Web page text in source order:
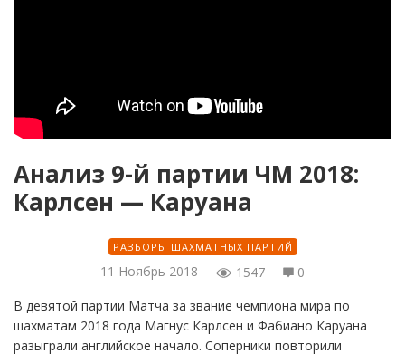
Анализ 9-й партии ЧМ 2018:
Карлсен — Каруана
РАЗБОРЫ ШАХМАТНЫХ ПАРТИЙ
11 Ноябрь 2018 1547
0
В девятой партии Матча за звание чемпиона мира по
шахматам 2018 года Магнус Карлсен и Фабиано Каруана
разыграли английское начало. Соперники повторили